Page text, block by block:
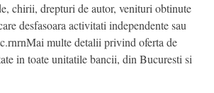
chirii, drepturi de autor, venituri obtinute
desfasoara activitati independente sau
multe detalii privind oferta de
in toate unitatile bancii, din Bucuresti si